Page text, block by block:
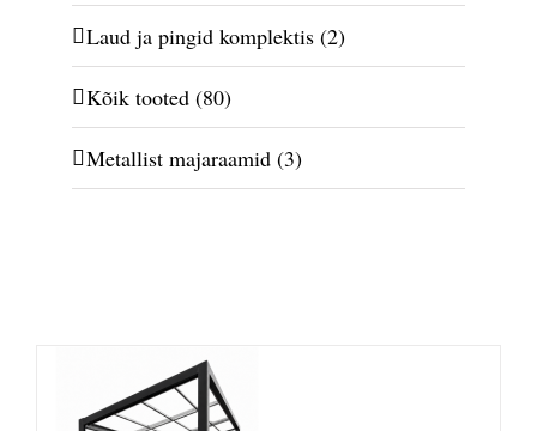
Laud ja pingid komplektis (2)
Kõik tooted (80)
Metallist majaraamid (3)